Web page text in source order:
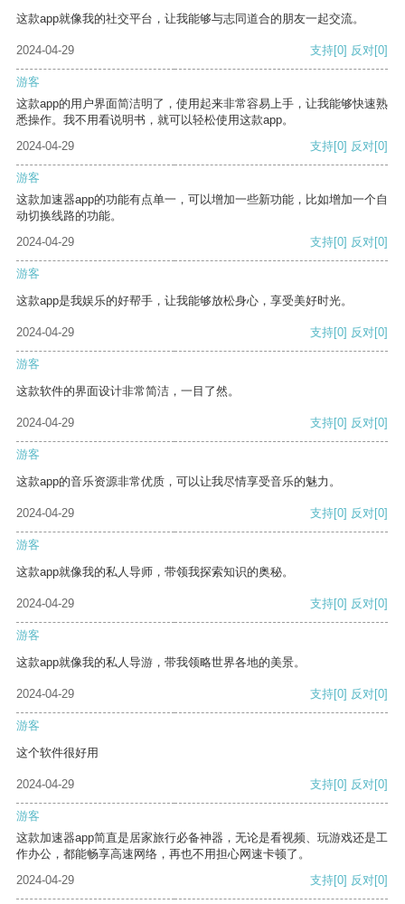
这款app就像我的社交平台，让我能够与志同道合的朋友一起交流。
2024-04-29 支持[0] 反对[0]
游客
这款app的用户界面简洁明了，使用起来非常容易上手，让我能够快速熟
悉操作。我不用看说明书，就可以轻松使用这款app。
2024-04-29
支持[0] 反对[0]
游客
这款加速器app的功能有点单一，可以增加一些新功能，比如增加一个自
动切换线路的功能。
2024-04-29
支持[0] 反对[0]
游客
这款app是我娱乐的好帮手，让我能够放松身心，享受美好时光。
2024-04-29 支持[0] 反对[0]
游客
这款软件的界面设计非常简洁，一目了然。
2024-04-29 支持[0] 反对[0]
游客
这款app的音乐资源非常优质，可以让我尽情享受音乐的魅力。
2024-04-29 支持[0] 反对[0]
游客
这款app就像我的私人导师，带领我探索知识的奥秘。
2024-04-29 支持[0] 反对[0]
游客
这款app就像我的私人导游，带我领略世界各地的美景。
2024-04-29 支持[0] 反对[0]
游客
这个软件很好用
2024-04-29 支持[0] 反对[0]
游客
这款加速器app简直是居家旅行必备神器，无论是看视频、玩游戏还是工
作办公，都能畅享高速网络，再也不用担心网速卡顿了。
2024-04-29
支持[0] 反对[0]